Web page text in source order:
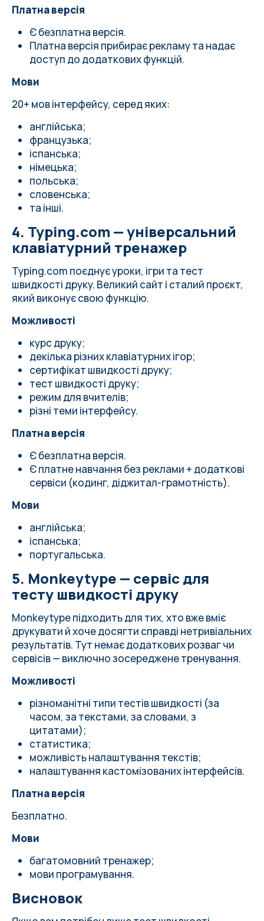
Платна версія
Є безплатна версія.
Платна версія прибирає рекламу та надає
доступ до додаткових функцій.
Мови
20+ мов інтерфейсу, серед яких:
англійська;
французька;
іспанська;
німецька;
польська;
словенська;
та інші.
4. Typing.com — універсальний
клавіатурний тренажер
Typing.com поєднує уроки, ігри та тест
швидкості друку. Великий сайт і сталий проєкт,
який виконує свою функцію.
Можливості
курс друку;
декілька різних клавіатурних ігор;
сертифікат швидкості друку;
тест швидкості друку;
режим для вчителів;
різні теми інтерфейсу.
Платна версія
Є безплатна версія.
Є платне навчання без реклами + додаткові
сервіси (кодинг, діджитал-грамотність).
Мови
англійська;
іспанська;
португальська.
5. Monkeytype — сервіс для
тесту швидкості друку
Monkeytype підходить для тих, хто вже вміє
друкувати й хоче досягти справді нетривіальних
результатів. Тут немає додаткових розваг чи
сервісів — виключно зосереджене тренування.
Можливості
різноманітні типи тестів швидкості (за
часом, за текстами, за словами, з
цитатами);
статистика;
можливість налаштування текстів;
налаштування кастомізованих інтерфейсів.
Платна версія
Безплатно.
Мови
багатомовний тренажер;
мови програмування.
Висновок